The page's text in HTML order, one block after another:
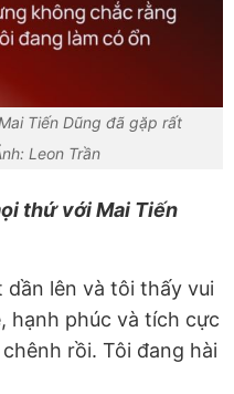
Tiến Dũng đã gặp rất
Leon Trần
thứ với Mai Tiến
lên và tôi thấy vui
hạnh phúc và tích cực
rồi. Tôi đang hài